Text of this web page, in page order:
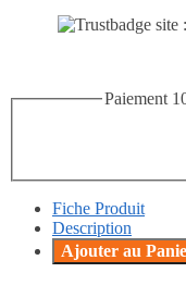
Paiement
Fiche Produit
Description
Ajouter au